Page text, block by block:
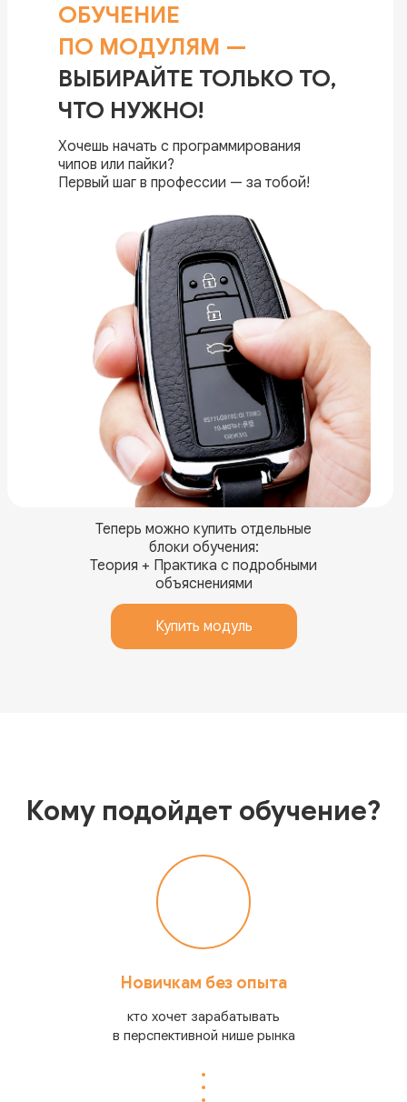
Теперь можно купить отдельные
блоки обучения:
Теория + Практика с подробными
объяснениями
Хочешь начать с программирования
чипов или пайки?
Первый шаг в профессии — за тобой!
ОБУЧЕНИЕ
ПО МОДУЛЯМ —
ВЫБИРАЙТЕ ТОЛЬКО ТО,
ЧТО НУЖНО!
Купить модуль
Кому подойдет обучение?
Новичкам без опыта
кто хочет зарабатывать
в перспективной нише рынка